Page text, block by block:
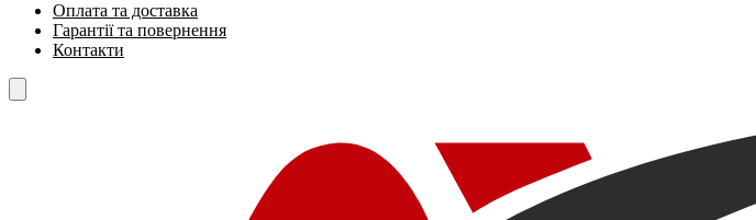
Оплата та доставка
Гарантії та повернення
Контакти